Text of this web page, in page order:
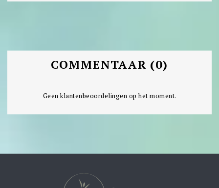
COMMENTAAR (0)
Geen klantenbeoordelingen op het moment.